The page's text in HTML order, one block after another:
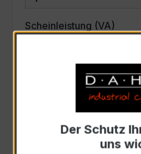
Scheinleistung (VA)
Auswahl
30027
Der Schutz
uns